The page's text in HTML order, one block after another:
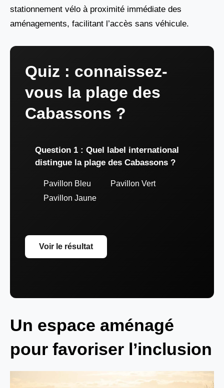
stationnement vélo à proximité immédiate des
aménagements, facilitant l’accès sans véhicule.
Quiz : connaissez-
vous la plage des
Cabassons ?
Question 1 : Quel label international
distingue la plage des Cabassons ?
Pavillon Bleu
Pavillon Vert
Pavillon Jaune
Voir le résultat
Un espace aménagé
pour favoriser l’inclusion